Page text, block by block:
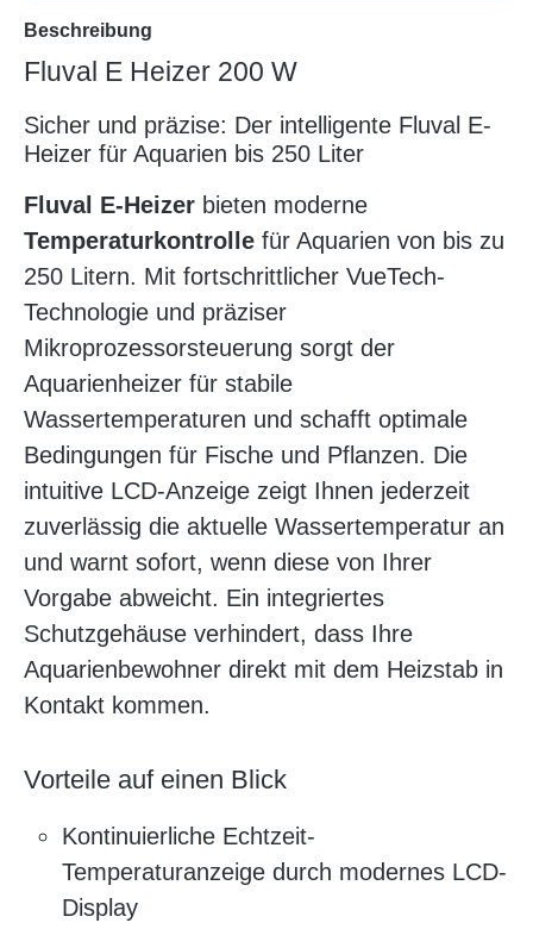
Beschreibung
Fluval E Heizer 200 W
Sicher und präzise: Der intelligente Fluval E-
Heizer für Aquarien bis 250 Liter
Fluval E-Heizer bieten moderne
Temperaturkontrolle für Aquarien von bis zu
250 Litern. Mit fortschrittlicher VueTech-
Technologie und präziser
Mikroprozessorsteuerung sorgt der
Aquarienheizer für stabile
Wassertemperaturen und schafft optimale
Bedingungen für Fische und Pflanzen. Die
intuitive LCD-Anzeige zeigt Ihnen jederzeit
zuverlässig die aktuelle Wassertemperatur an
und warnt sofort, wenn diese von Ihrer
Vorgabe abweicht. Ein integriertes
Schutzgehäuse verhindert, dass Ihre
Aquarienbewohner direkt mit dem Heizstab in
Kontakt kommen.
Vorteile auf einen Blick
Kontinuierliche Echtzeit-
Temperaturanzeige durch modernes LCD-
Display